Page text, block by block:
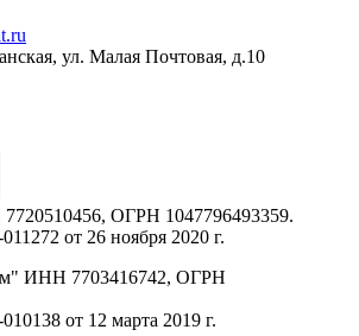
ул. Малая Почтовая, д.10
ОГРН 1047796493359.
от 26 ноября 2020 г.
ИНН 7703416742, ОГРН
от 12 марта 2019 г.